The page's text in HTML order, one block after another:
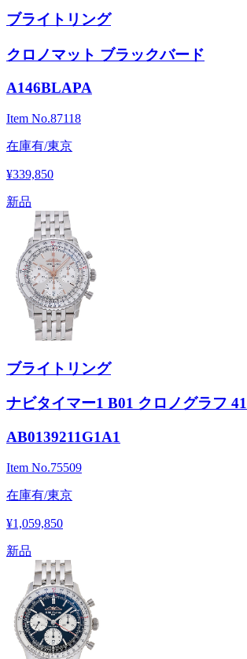
ブライトリング
クロノマット ブラックバード
A146BLAPA
Item No.87118
在庫有/東京
¥339,850
新品
ブライトリング
ナビタイマー1 B01 クロノグラフ 41
AB0139211G1A1
Item No.75509
在庫有/東京
¥1,059,850
新品